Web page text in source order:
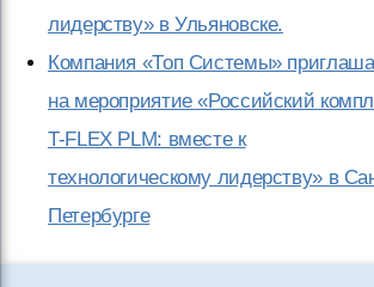
лидерству» в Ульяновске.
Компания «Топ Системы»
на мероприятие «Российский
T-FLEX PLM: вместе к
технологическому лидерству» в
Петербурге